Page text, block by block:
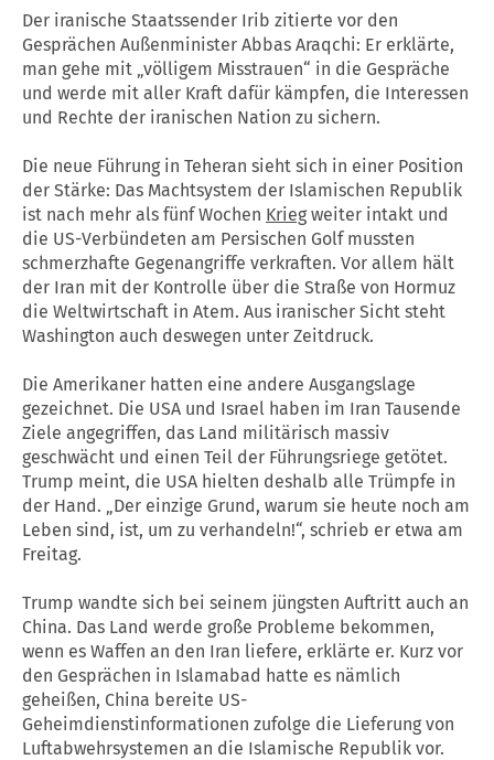
Der iranische Staatssender Irib zitierte vor den
Gesprächen Außenminister Abbas Araqchi: Er erklärte,
man gehe mit „völligem Misstrauen“ in die Gespräche
und werde mit aller Kraft dafür kämpfen, die Interessen
und Rechte der iranischen Nation zu sichern.
Die neue Führung in Teheran sieht sich in einer Position
der Stärke: Das Machtsystem der Islamischen Republik
ist nach mehr als fünf Wochen Kriegweiter intakt und
die US-Verbündeten am Persischen Golf mussten
schmerzhafte Gegenangriffe verkraften. Vor allem hält
der Iran mit der Kontrolle über die Straße von Hormuz
die Weltwirtschaft in Atem. Aus iranischer Sicht steht
Washington auch deswegen unter Zeitdruck.
Die Amerikaner hatten eine andere Ausgangslage
gezeichnet. Die USA und Israel haben im Iran Tausende
Ziele angegriffen, das Land militärisch massiv
geschwächt und einen Teil der Führungsriege getötet.
Trump meint, die USA hielten deshalb alle Trümpfe in
der Hand. „Der einzige Grund, warum sie heute noch am
Leben sind, ist, um zu verhandeln!“, schrieb er etwa am
Freitag.
Trump wandte sich bei seinem jüngsten Auftritt auch an
China. Das Land werde große Probleme bekommen,
wenn es Waffen an den Iran liefere, erklärte er. Kurz vor
den Gesprächen in Islamabad hatte es nämlich
geheißen, China bereite US-
Geheimdienstinformationen zufolge die Lieferung von
Luftabwehrsystemen an die Islamische Republik vor.